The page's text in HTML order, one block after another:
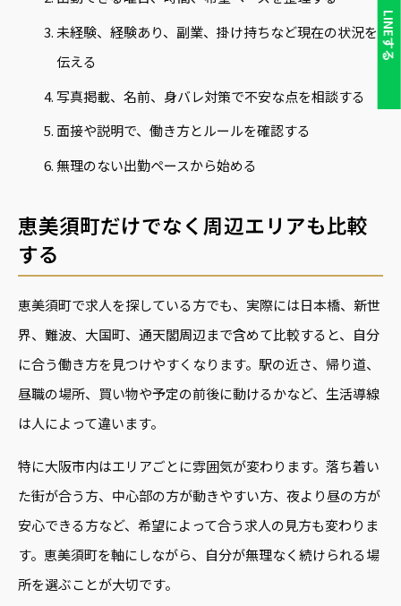
LINEする
未経験、経験あり、副業、掛け持ちなど現在の状況を
伝える
写真掲載、名前、身バレ対策で不安な点を相談する
面接や説明で、働き方とルールを確認する
無理のない出勤ペースから始める
恵美須町だけでなく周辺エリアも比較
する
恵美須町で求人を探している方でも、実際には日本橋、新世
界、難波、大国町、通天閣周辺まで含めて比較すると、自分
に合う働き方を見つけやすくなります。駅の近さ、帰り道、
昼職の場所、買い物や予定の前後に動けるかなど、生活導線
は人によって違います。
特に大阪市内はエリアごとに雰囲気が変わります。落ち着い
た街が合う方、中心部の方が動きやすい方、夜より昼の方が
安心できる方など、希望によって合う求人の見方も変わりま
す。恵美須町を軸にしながら、自分が無理なく続けられる場
所を選ぶことが大切です。